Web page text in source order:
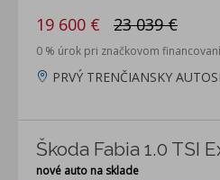
19 600 € 23 039 €
0 % úrok pri značkovom financovaní
PRVÝ TRENČIANSKY
Škoda Fabia 1.0 TSI
nové auto na sklade